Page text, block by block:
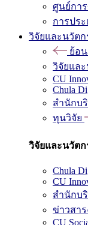
ศูนย์กา
การปร
วิจัยและนวัตก
ย้อ
วิจัยแล
CU
Chula
สำนักบ
ทุนวิจัย
วิจัยและนวัตก
Chula
CU
สำนักบ
ข่าวสา
CU